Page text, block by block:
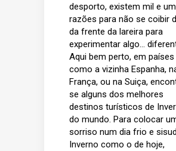
desporto, existem mil e
razões para não se coibir
da frente da lareira para
experimentar algo…
Aqui bem perto, em países
como a vizinha Espanha,
França, ou na Suiça,
se alguns dos melhores
destinos turísticos de
do mundo. Para colocar
sorriso num dia frio e
Inverno como o de hoje,